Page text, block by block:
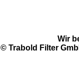
Wir
© Trabold Filter